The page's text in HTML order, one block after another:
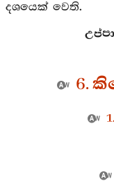
දශයෙක් වෙති.
6.